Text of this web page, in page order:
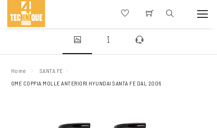
Home
SANTA FE
OME COPPIA MOLLE ANTERIORI HYUNDAI SANTA FE DAL 2006